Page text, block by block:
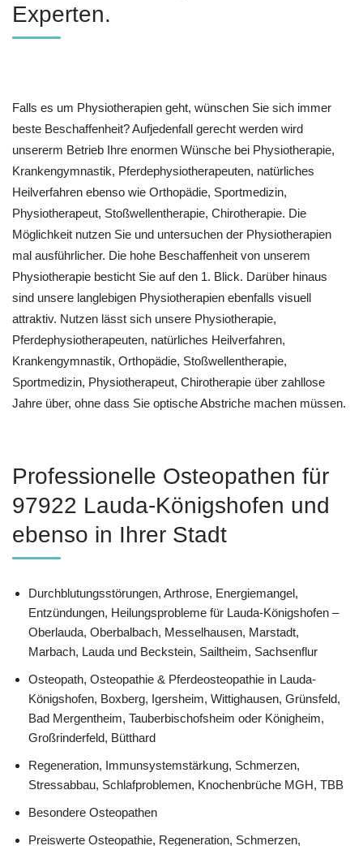
Experten.
Falls es um Physiotherapien geht, wünschen Sie sich immer
beste Beschaffenheit? Aufjedenfall gerecht werden wird
unsererm Betrieb Ihre enormen Wünsche bei Physiotherapie,
Krankengymnastik, Pferdephysiotherapeuten, natürliches
Heilverfahren ebenso wie Orthopädie, Sportmedizin,
Physiotherapeut, Stoßwellentherapie, Chirotherapie. Die
Möglichkeit nutzen Sie und untersuchen der Physiotherapien
mal ausführlicher. Die hohe Beschaffenheit von unserem
Physiotherapie besticht Sie auf den 1. Blick. Darüber hinaus
sind unsere langlebigen Physiotherapien ebenfalls visuell
attraktiv. Nutzen lässt sich unsere Physiotherapie,
Pferdephysiotherapeuten, natürliches Heilverfahren,
Krankengymnastik, Orthopädie, Stoßwellentherapie,
Sportmedizin, Physiotherapeut, Chirotherapie über zahllose
Jahre über, ohne dass Sie optische Abstriche machen müssen.
Professionelle Osteopathen für
97922 Lauda-Königshofen und
ebenso in Ihrer Stadt
Durchblutungsstörungen, Arthrose, Energiemangel,
Entzündungen, Heilungsprobleme für Lauda-Königshofen –
Oberlauda, Oberbalbach, Messelhausen, Marstadt,
Marbach, Lauda und Beckstein, Sailtheim, Sachsenflur
Osteopath, Osteopathie & Pferdeosteopathie in Lauda-
Königshofen, Boxberg, Igersheim, Wittighausen, Grünsfeld,
Bad Mergentheim, Tauberbischofsheim oder Königheim,
Großrinderfeld, Bütthard
Regeneration, Immunsystemstärkung, Schmerzen,
Stressabbau, Schlafproblemen, Knochenbrüche MGH, TBB
Besondere Osteopathen
Preiswerte Osteopathie, Regeneration, Schmerzen,